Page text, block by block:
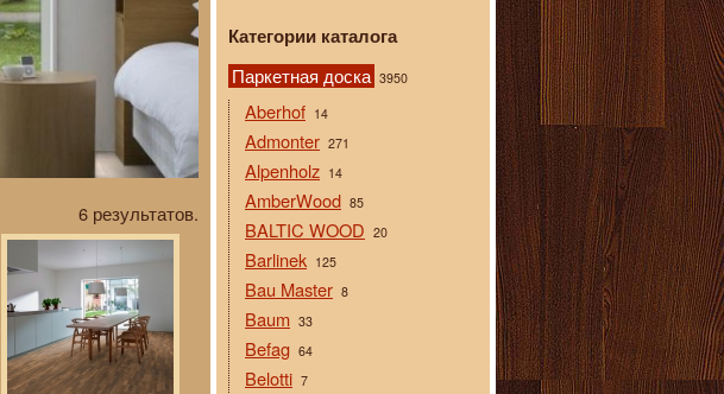
6 результатов.
Категории каталога
Паркетная доска 3950
Aberhof 14
Admonter 271
Alpenholz 14
AmberWood 85
BALTIC WOOD 20
Barlinek 125
Bau Master 8
Baum 33
Befag 64
Belotti 7